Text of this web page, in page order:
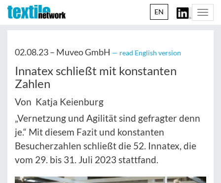
EN
02.08.23 – Muveo GmbH — read English version
Innatex schließt mit konstanten
Zahlen
Von Katja Keienburg
„Vernetzung und Agilität sind gefragter denn
je.“ Mit diesem Fazit und konstanten
Besucherzahlen schließt die 52. Innatex, die
vom 29. bis 31. Juli 2023 stattfand.